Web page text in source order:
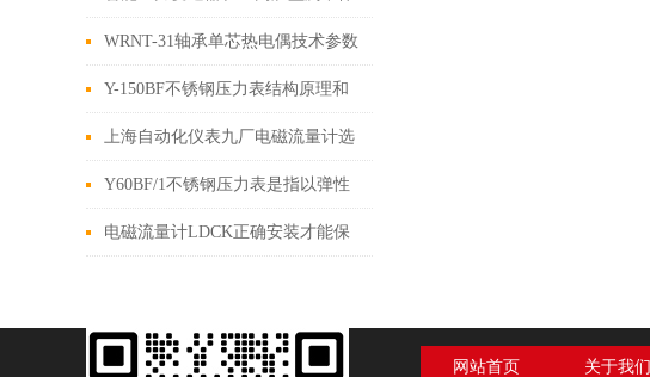
现富氧系统提高其稳定系数
WRNT-31轴承单芯热电偶技术参数
Y-150BF不锈钢压力表结构原理和
耐震型外壳防护等级
上海自动化仪表九厂电磁流量计选
择安装场所需要注意的问题
Y60BF/1不锈钢压力表是指以弹性
元件为敏感元件
电磁流量计LDCK正确安装才能保
网站首页 关于我们